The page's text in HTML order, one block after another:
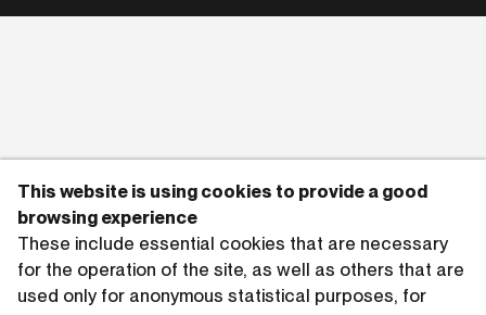
This website is using cookies to provide a good
browsing experience
These include essential cookies that are necessary
for the operation of the site, as well as others that are
used only for anonymous statistical purposes, for